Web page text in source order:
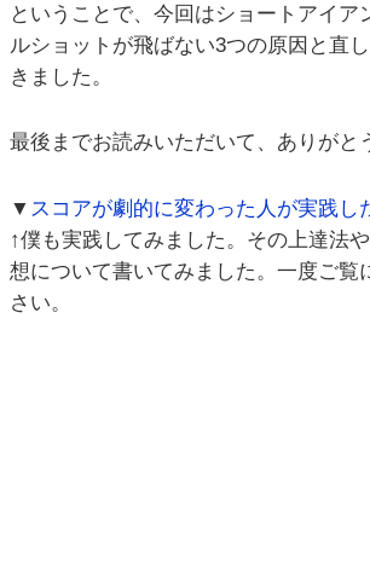
ということで、今回はショートアイア
ルショットが飛ばない3つの原因と直
きました。
最後までお読みいただいて、ありがと
▼ スコアが劇的に変わった人が実践し
↑僕も実践してみました。その上達法
想について書いてみました。一度ご覧
さい。